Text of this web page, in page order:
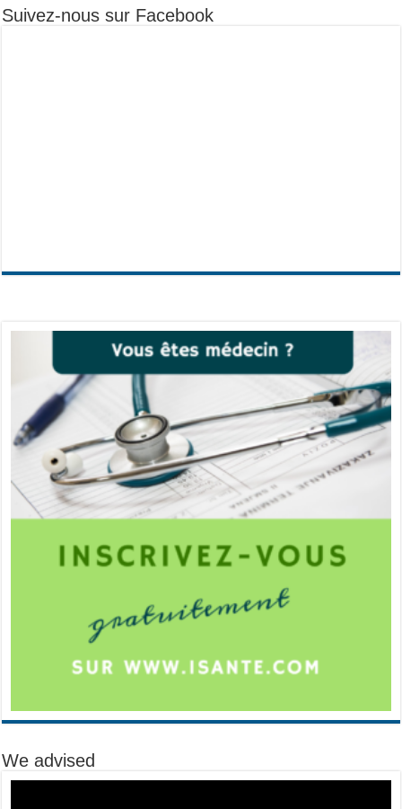
Suivez-nous sur Facebook
We advised